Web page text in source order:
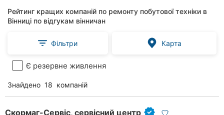
Рейтинг кращих компаній по ремонту побутової техніки в
Вінниці по відгукам вінничан
Фільтри Карта
Є резервне живлення
Знайдено 18 компаній
Скормаг-Сервіс, сервісний центр